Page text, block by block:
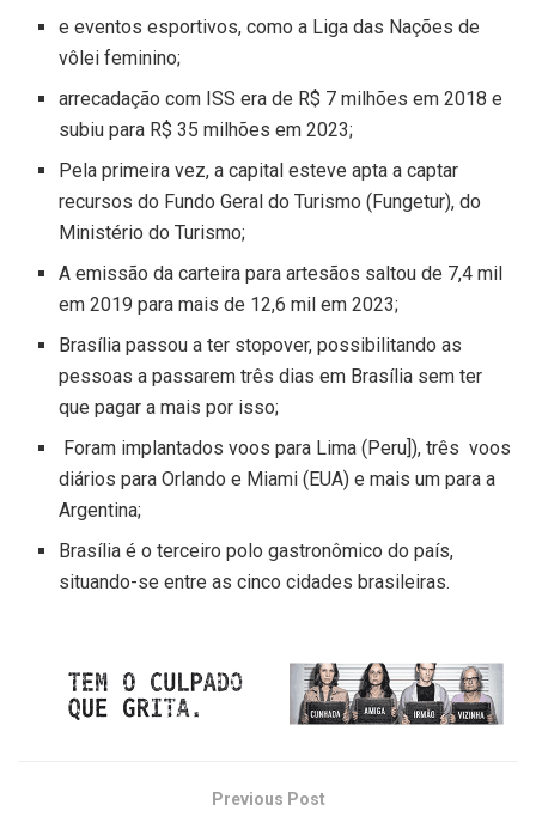
e eventos esportivos, como a Liga das Nações de
vôlei feminino;
arrecadação com ISS era de R$ 7 milhões em 2018 e
subiu para R$ 35 milhões em 2023;
Pela primeira vez, a capital esteve apta a captar
recursos do Fundo Geral do Turismo (Fungetur), do
Ministério do Turismo;
A emissão da carteira para artesãos saltou de 7,4 mil
em 2019 para mais de 12,6 mil em 2023;
Brasília passou a ter stopover, possibilitando as
pessoas a passarem três dias em Brasília sem ter
que pagar a mais por isso;
Foram implantados voos para Lima (Peru]), três voos
diários para Orlando e Miami (EUA) e mais um para a
Argentina;
Brasília é o terceiro polo gastronômico do país,
situando-se entre as cinco cidades brasileiras.
Previous Post